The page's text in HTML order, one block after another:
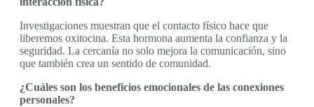
Investigaciones muestran que el contacto físico hace que
liberemos oxitocina. Esta hormona aumenta la confianza y la
seguridad. La cercanía no solo mejora la comunicación, sino
que también crea un sentido de comunidad.
¿Cuáles son los beneficios emocionales de las conexiones
personales?